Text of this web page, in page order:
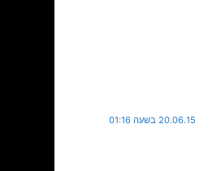
20.06.15 בשעה 01:16